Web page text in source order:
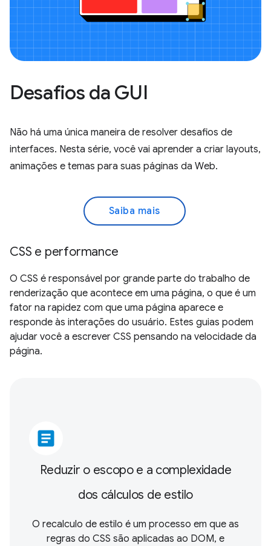
Desafios da GUI
Não há uma única maneira de resolver desafios de
interfaces. Nesta série, você vai aprender a criar layouts,
animações e temas para suas páginas da Web.
Saiba mais
CSS e performance
O CSS é responsável por grande parte do trabalho de
renderização que acontece em uma página, o que é um
fator na rapidez com que uma página aparece e
responde às interações do usuário. Estes guias podem
ajudar você a escrever CSS pensando na velocidade da
página.
article
Reduzir o escopo e a complexidade
dos cálculos de estilo
O recalculo de estilo é um processo em que as
regras do CSS são aplicadas ao DOM, e